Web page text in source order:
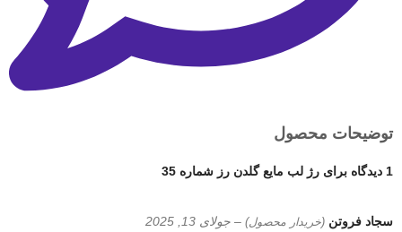
توضیحات محصول
1 دیدگاه برای رژ لب مایع گلدن رز شماره 35
سجاد فروتن (خریدار محصول) – جولای 13, 2025